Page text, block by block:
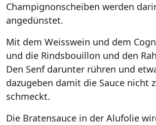
Champignonscheiben werden
angedünstet.
Mit dem Weisswein und dem
und die Rindsbouillon und den
Den Senf darunter rühren und
dazugeben damit die Sauce nicht
schmeckt.
Die Bratensauce in der Alufolie